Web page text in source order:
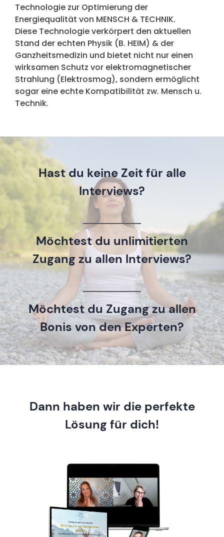
Technologie zur Optimierung der
Energiequalität von MENSCH & TECHNIK.
Diese Technologie verkörpert den aktuellen
Stand der echten Physik (B. HEIM) & der
Ganzheitsmedizin und bietet nicht nur einen
wirksamen Schutz vor elektromagnetischer
Strahlung (Elektrosmog), sondern ermöglicht
sogar eine echte Kompatibilität zw. Mensch u.
Technik.
Hast du keine Zeit für alle
Interviews?
Möchtest du unlimitierten
Zugang zu allen Interviews?
Möchtest du Zugang zu allen
Bonis von den Experten?
Dann haben wir die perfekte
Lösung für dich!